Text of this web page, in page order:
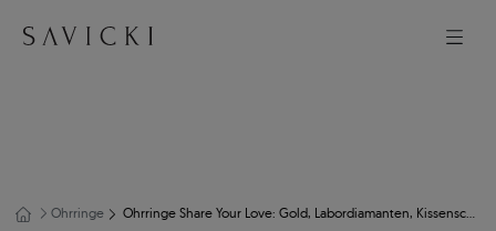
Ohrringe Ohrringe Share Your Love: Gold, Labordiamanten, Kissenschliff